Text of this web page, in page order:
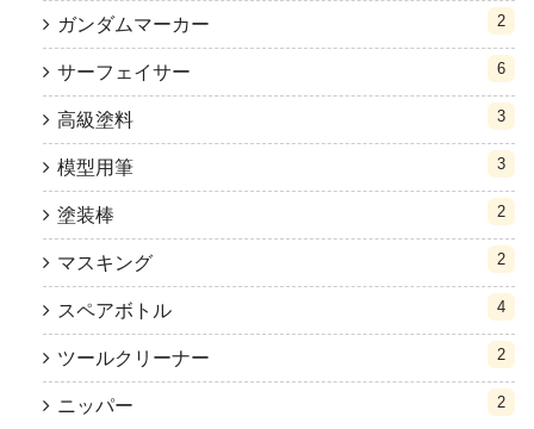
ガンダムマーカー 2
サーフェイサー 6
高級塗料 3
模型用筆 3
塗装棒 2
マスキング 2
スペアボトル 4
ツールクリーナー 2
ニッパー 2